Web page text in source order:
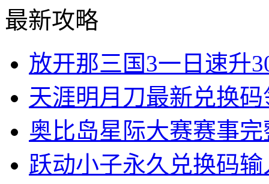
最新攻略
放开那三国3一日速升
天涯明月刀最新兑换
奥比岛星际大赛赛事完
跃动小子永久兑换码